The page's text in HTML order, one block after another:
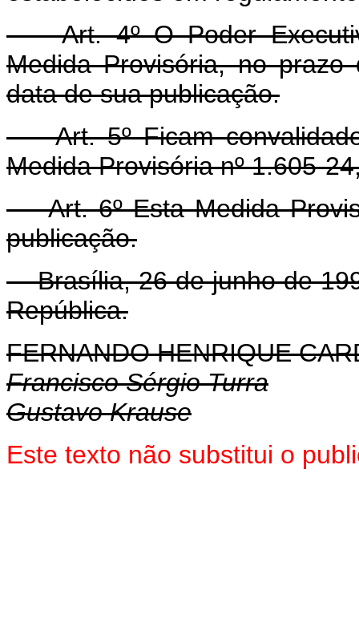
Art. 4º O Poder
Medida Provisória, no
data de sua publicação.
Art. 5º Ficam
Medida Provisória nº 1.605-
Art. 6º Esta Medida
publicação.
Brasília, 26 de junho de
República.
FERNANDO HENRIQUE
Francisco Sérgio Turra
Gustavo Krause
Este texto não substitui o